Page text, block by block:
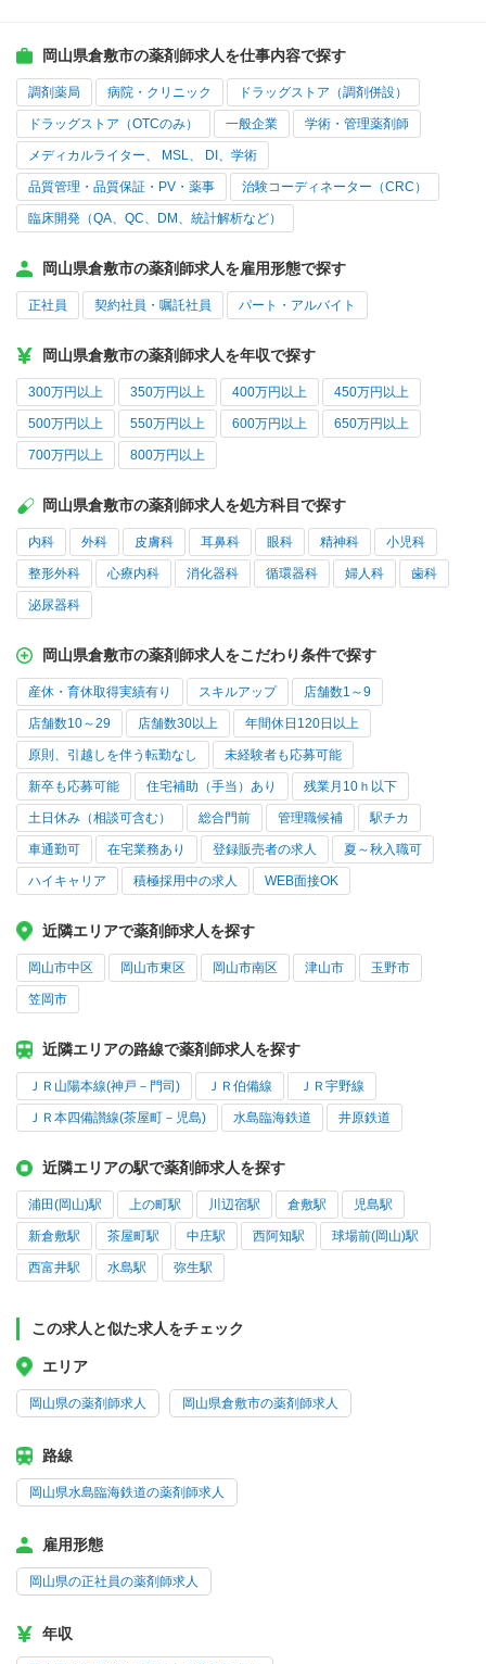
岡山県倉敷市の薬剤師求人を仕事内容で探す
調剤薬局 病院・クリニック ドラッグストア（調剤併設）
ドラッグストア（OTCのみ） 一般企業 学術・管理薬剤師
メディカルライター、 MSL、 DI、学術
品質管理・品質保証・PV・薬事 治験コーディネーター（CRC）
臨床開発（QA、QC、DM、統計解析など）
岡山県倉敷市の薬剤師求人を雇用形態で探す
正社員 契約社員・嘱託社員 パート・アルバイト
岡山県倉敷市の薬剤師求人を年収で探す
300万円以上 350万円以上 400万円以上 450万円以上
500万円以上 550万円以上 600万円以上 650万円以上
700万円以上 800万円以上
岡山県倉敷市の薬剤師求人を処方科目で探す
内科 外科 皮膚科 耳鼻科 眼科 精神科 小児科
整形外科 心療内科 消化器科 循環器科 婦人科 歯科
泌尿器科
岡山県倉敷市の薬剤師求人をこだわり条件で探す
産休・育休取得実績有り スキルアップ 店舗数1～9
店舗数10～29 店舗数30以上 年間休日120日以上
原則、引越しを伴う転勤なし 未経験者も応募可能
新卒も応募可能 住宅補助（手当）あり 残業月10ｈ以下
土日休み（相談可含む） 総合門前 管理職候補 駅チカ
車通勤可 在宅業務あり 登録販売者の求人 夏～秋入職可
ハイキャリア 積極採用中の求人 WEB面接OK
近隣エリアで薬剤師求人を探す
岡山市中区 岡山市東区 岡山市南区 津山市 玉野市
笠岡市
近隣エリアの路線で薬剤師求人を探す
ＪＲ山陽本線(神戸－門司) ＪＲ伯備線 ＪＲ宇野線
ＪＲ本四備讃線(茶屋町－児島) 水島臨海鉄道 井原鉄道
近隣エリアの駅で薬剤師求人を探す
浦田(岡山)駅 上の町駅 川辺宿駅 倉敷駅 児島駅
新倉敷駅 茶屋町駅 中庄駅 西阿知駅 球場前(岡山)駅
西富井駅 水島駅 弥生駅
この求人と似た求人をチェック
エリア
岡山県の薬剤師求人 岡山県倉敷市の薬剤師求人
路線
岡山県水島臨海鉄道の薬剤師求人
雇用形態
岡山県の正社員の薬剤師求人
年収